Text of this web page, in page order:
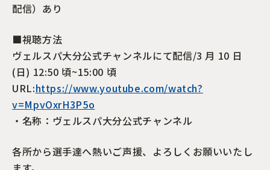
配信）あり
■視聴方法
ヴェルスパ大分公式チャンネルにて配信/3 月 10 日
(日) 12:50 頃~15:00 頃
URL:https://www.youtube.com/watch?
v=MpvOxrH3P5o
・名称：ヴェルスパ大分公式チャンネル
各所から選手達へ熱いご声援、よろしくお願いいたし